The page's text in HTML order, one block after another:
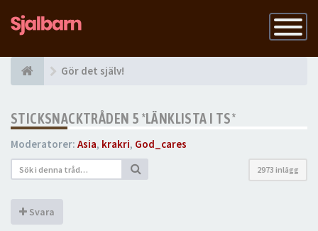
Slå
på
Gör det själv!
STICKSNACKTRÅDEN 5 *LÄNKLISTA I TS*
Moderatorer: Asia, krakri, God_cares
2973 inlägg
Svara